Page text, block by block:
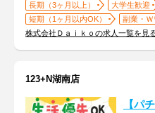
長期（3ヶ月以上） 大学生歓迎
短期（1ヶ月以内OK）
副業・
株式会社Ｄａｉｋｏの求人一覧を見
123+N湖南店
【パ